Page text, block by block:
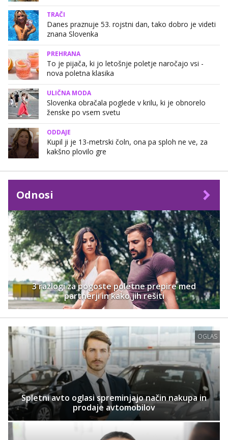
TRAČI
Danes praznuje 53. rojstni dan, tako dobro je videti
znana Slovenka
PREHRANA
To je pijača, ki jo letošnje poletje naročajo vsi -
nova poletna klasika
ULIČNA MODA
Slovenka obračala poglede v krilu, ki je obnorelo
ženske po vsem svetu
ODDAJE
Kupil ji je 13-metrski čoln, ona pa sploh ne ve, za
kakšno plovilo gre
Odnosi
3 razlogi za pogoste poletne prepire med
partnerji in kako jih rešiti
OGLAS
Spletni avto oglasi spreminjajo način nakupa in
prodaje avtomobilov